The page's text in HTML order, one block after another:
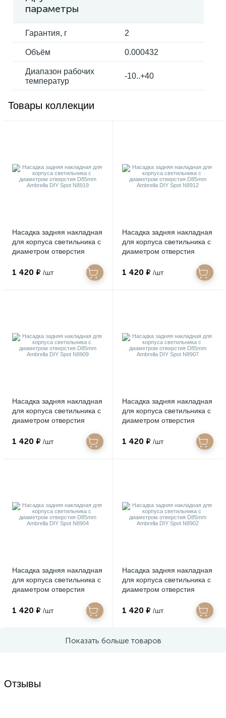
параметры
Гарантия, г 2
Объём 0.000432
Диапазон рабочих
температур
-10..+40
Товары коллекции
Насадка задняя накладная
для корпуса светильника с
диаметром отверстия
N8919
1 420 ₽ /шт
Насадка задняя накладная
для корпуса светильника с
диаметром отверстия
N8912
1 420 ₽ /шт
Насадка задняя накладная
для корпуса светильника с
диаметром отверстия
N8909
1 420 ₽ /шт
Насадка задняя накладная
для корпуса светильника с
диаметром отверстия
N8907
1 420 ₽ /шт
Насадка задняя накладная
для корпуса светильника с
диаметром отверстия
N8904
1 420 ₽ /шт
Насадка задняя накладная
для корпуса светильника с
диаметром отверстия
N8902
1 420 ₽ /шт
Показать больше товаров
Отзывы